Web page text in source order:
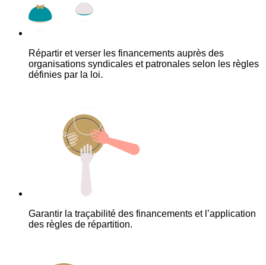
Répartir et verser les financements auprès des
organisations syndicales et patronales selon les règles
définies par la loi.
Garantir la traçabilité des financements et l’application
des règles de répartition.